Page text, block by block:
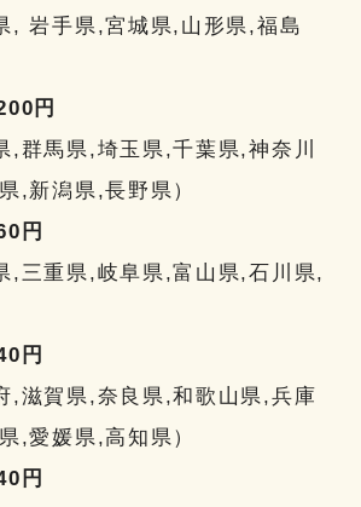
, 岩手県,宮城県,山形県,福島
円
,群馬県,埼玉県,千葉県,神奈川
,新潟県,長野県）
円
,三重県,岐阜県,富山県,石川県,
円
,滋賀県,奈良県,和歌山県,兵庫
,愛媛県,高知県）
円